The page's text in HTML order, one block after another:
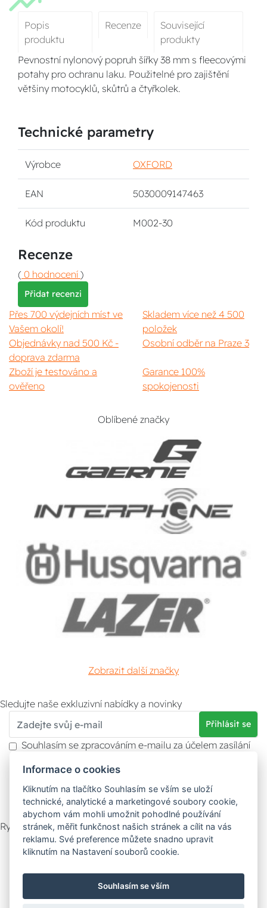
Popis
produktu
Recenze
Související
produkty
Pevnostní nylonový popruh šířky 38 mm s fleecovými
potahy pro ochranu laku. Použitelné pro zajištění
většiny motocyklů, skůtrů a čtyřkolek.
Technické parametry
Výrobce OXFORD
EAN 5030009147463
Kód produktu M002-30
Recenze
( 0 hodnocení )
Přidat recenzi
Přes 700 výdejních míst ve
Vašem okolí!
Skladem více než 4 500
položek
Objednávky nad 500 Kč -
doprava zdarma
Osobní odběr na Praze 3
Zboží je testováno a
ověřeno
Garance 100%
spokojenosti
Oblíbené značky
Zobrazit další značky
Sledujte naše exkluzivní nabídky a novinky
Přihlásit se
Souhlasím se zpracováním e-mailu za účelem zasílání
Více informací naleznete v
údajů . Souhlas můžete kdykoliv odvolat.
Rychlý kontakt
Zákaznický servis Vyzvednutí zboží
Informace o cookies
Kliknutím na tlačítko Souhlasím se vším se uloží
technické, analytické a marketingové soubory cookie,
abychom vám mohli umožnit pohodlné používání
stránek, měřit funkčnost našich stránek a cílit na vás
reklamu. Své preference můžete snadno upravit
kliknutím na Nastavení souborů cookie.
Souhlasím se vším